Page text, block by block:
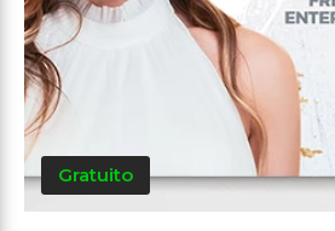
Gratuito